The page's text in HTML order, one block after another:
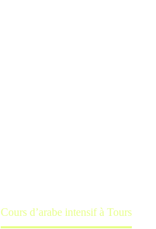
Cours d’arabe intensif à Tours